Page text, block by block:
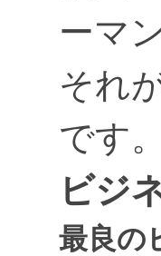
ーマ
それ
です。
ビジ
最良の